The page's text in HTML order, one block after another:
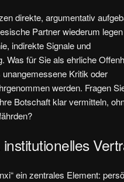
direkte, argumentativ
Partner wiederum
indirekte Signale und
Was für Sie als ehrliche
Kritik oder
werden. Fragen
Botschaft klar vermitteln,
ein zentrales Element: